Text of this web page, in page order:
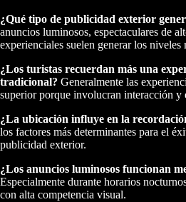
¿Qué tipo de publicidad exterior
anuncios luminosos, espectaculares de
experienciales suelen generar los niveles
¿Los turistas recuerdan más una
tradicional? Generalmente las
superior porque involucran interacción y
¿La ubicación influye en la
los factores más determinantes para el
publicidad exterior.
¿Los anuncios luminosos funcionan
Especialmente durante horarios
con alta competencia visual.